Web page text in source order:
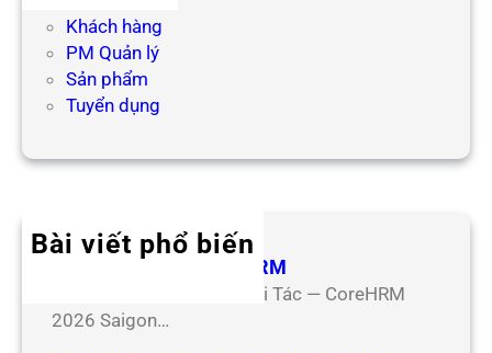
Khách hàng
PM Quản lý
Sản phẩm
Tuyển dụng
Bài viết phổ biến
Hợp Tác Đối Tác CoreHRM
Chương Trình Hợp Tác Đối Tác — CoreHRM
2026 Saigon…